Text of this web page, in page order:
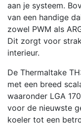
aan je systeem.
van een handige
zowel PWM als
Dit zorgt voor
interieur.
De Thermaltake
met een breed
waaronder LGA
voor de nieuwste
koeler tot een